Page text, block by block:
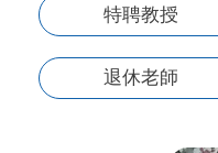
特聘教授
退休老師